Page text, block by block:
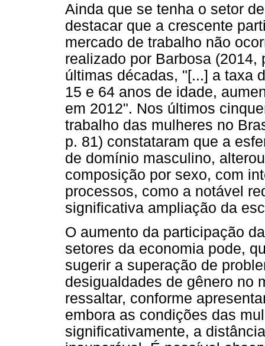
Ainda que se tenha o setor
destacar que a crescente
mercado de trabalho não
realizado por Barbosa
últimas décadas, "[...] a taxa
15 e 64 anos de idade,
em 2012". Nos últimos
trabalho das mulheres no
p. 81) constataram que a
de domínio masculino,
composição por sexo, com
processos, como a notável
significativa ampliação da
O aumento da participação
setores da economia pode,
sugerir a superação de
desigualdades de gênero no
ressaltar, conforme
embora as condições das
significativamente, a